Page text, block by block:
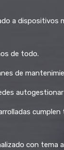
a dispositivos
de todo.
de
con tema